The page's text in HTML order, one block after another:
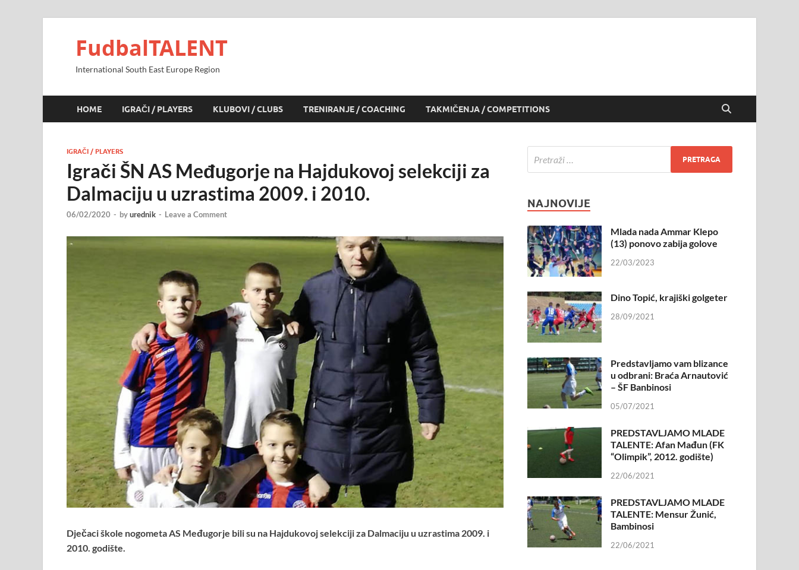
FudbalTALENT
International South East Europe Region
HOME IGRAČI / PLAYERS KLUBOVI / CLUBS TRENIRANJE / COACHING TAKMIČENJA / COMPETITIONS
IGRAČI / PLAYERS
Igrači ŠN AS Međugorje na Hajdukovoj selekciji za
Dalmaciju u uzrastima 2009. i 2010.
06/02/2020 - byurednik - Leave a Comment
Dječaci škole nogometa AS Međugorje bili su na Hajdukovoj selekciji za Dalmaciju u uzrastima 2009. i
2010. godište.
NAJNOVIJE
Mlada nada Ammar Klepo
(13) ponovo zabija golove
22/03/2023
Dino Topić, krajiški golgeter
28/09/2021
Predstavljamo vam blizance
u odbrani: Braća Arnautović
– ŠF Banbinosi
05/07/2021
PREDSTAVLJAMO MLADE
TALENTE: Afan Mađun (FK
“Olimpik”, 2012. godište)
22/06/2021
PREDSTAVLJAMO MLADE
TALENTE: Mensur Žunić,
Bambinosi
22/06/2021